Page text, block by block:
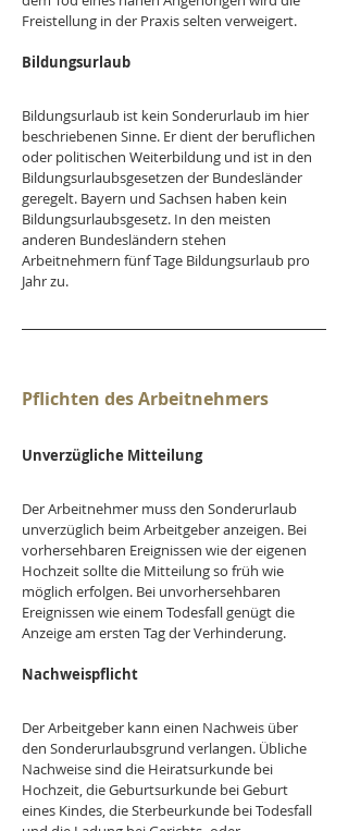
Freistellung in der Praxis selten verweigert.
Bildungsurlaub
Bildungsurlaub ist kein Sonderurlaub im hier
beschriebenen Sinne. Er dient der beruflichen
oder politischen Weiterbildung und ist in den
Bildungsurlaubsgesetzen der Bundesländer
geregelt. Bayern und Sachsen haben kein
Bildungsurlaubsgesetz. In den meisten
anderen Bundesländern stehen
Arbeitnehmern fünf Tage Bildungsurlaub pro
Jahr zu.
Pflichten des Arbeitnehmers
Unverzügliche Mitteilung
Der Arbeitnehmer muss den Sonderurlaub
unverzüglich beim Arbeitgeber anzeigen. Bei
vorhersehbaren Ereignissen wie der eigenen
Hochzeit sollte die Mitteilung so früh wie
möglich erfolgen. Bei unvorhersehbaren
Ereignissen wie einem Todesfall genügt die
Anzeige am ersten Tag der Verhinderung.
Nachweispflicht
Der Arbeitgeber kann einen Nachweis über
den Sonderurlaubsgrund verlangen. Übliche
Nachweise sind die Heiratsurkunde bei
Hochzeit, die Geburtsurkunde bei Geburt
eines Kindes, die Sterbeurkunde bei Todesfall